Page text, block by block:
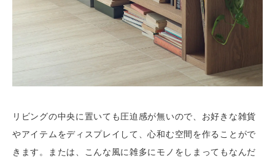
リビングの中央に置いても圧迫感が無いので、お好きな雑貨
やアイテムをディスプレイして、心和む空間を作ることがで
きます。または、こんな風に雑多にモノをしまってもなんだ